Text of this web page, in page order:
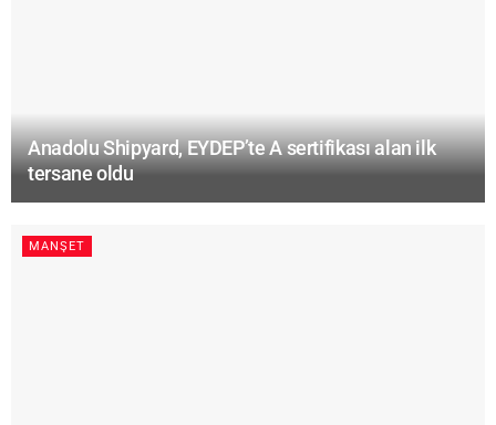
Anadolu Shipyard, EYDEP’te A sertifikası alan ilk
tersane oldu
MANŞET